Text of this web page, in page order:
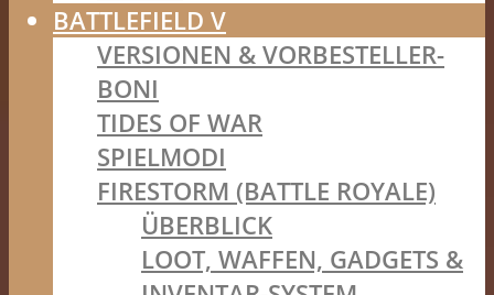
BATTLEFIELD V
VERSIONEN & VORBESTELLER-
BONI
TIDES OF WAR
SPIELMODI
FIRESTORM (BATTLE ROYALE)
ÜBERBLICK
LOOT, WAFFEN, GADGETS &